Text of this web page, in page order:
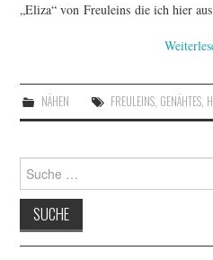
„Eliza“ von Freuleins die ich hier
NÄHEN FREULEINS, GENÄHTES,
Suche
nach: